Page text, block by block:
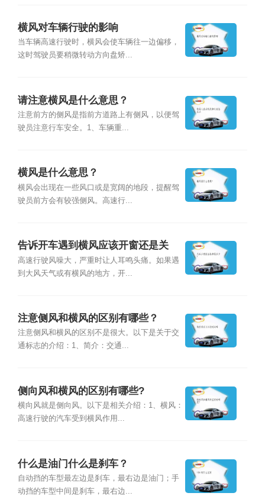
横风对车辆行驶的影响
当车辆高速行驶时，横风会使车辆往一边偏移，
这时驾驶员要稍微转动方向盘矫...
请注意横风是什么意思？
注意前方的侧风是指前方道路上有侧风，以便驾
驶员注意行车安全。1、车辆重...
横风是什么意思？
横风会出现在一些风口或是宽阔的地段，提醒驾
驶员前方会有较强侧风。高速行...
告诉开车遇到横风应该开窗还是关
窗？
高速行驶风噪大，严重时让人耳鸣头痛。如果遇
到大风天气或有横风的地方，开...
注意侧风和横风的区别有哪些？
注意侧风和横风的区别不是很大。以下是关于交
通标志的介绍：1、简介：交通...
侧向风和横风的区别有哪些?
横向风就是侧向风。以下是相关介绍：1、横风：
高速行驶的汽车受到横风作用...
什么是油门什么是刹车？
自动挡的车型最左边是刹车，最右边是油门；手
动挡的车型中间是刹车，最右边...